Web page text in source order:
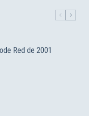
Red de 2001